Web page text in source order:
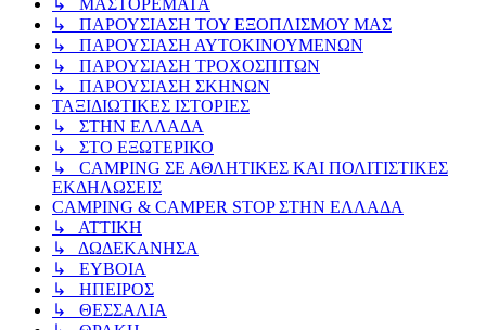
↳ ΠΑΡΟΥΣΙΑΣΗ ΤΟΥ ΕΞΟΠΛΙΣΜΟΥ ΜΑΣ
↳ ΠΑΡΟΥΣΙΑΣΗ ΑΥΤΟΚΙΝΟΥΜΕΝΩΝ
↳ ΠΑΡΟΥΣΙΑΣΗ ΤΡΟΧΟΣΠΙΤΩΝ
↳ ΠΑΡΟΥΣΙΑΣΗ ΣΚΗΝΩΝ
ΤΑΞΙΔΙΩΤΙΚΕΣ ΙΣΤΟΡΙΕΣ
↳ ΣΤΗΝ ΕΛΛΑΔΑ
↳ ΣΤΟ ΕΞΩΤΕΡΙΚΟ
↳ CAMPING ΣΕ ΑΘΛΗΤΙΚΕΣ ΚΑΙ ΠΟΛΙΤΙΣΤΙΚΕΣ
ΕΚΔΗΛΩΣΕΙΣ
CAMPING & CAMPER STOP ΣΤΗN ΕΛΛΑΔΑ
↳ ΑΤΤΙΚΗ
↳ ΔΩΔΕΚΑΝΗΣΑ
↳ ΕΥΒΟΙΑ
↳ ΗΠΕΙΡΟΣ
↳ ΘΕΣΣΑΛΙΑ